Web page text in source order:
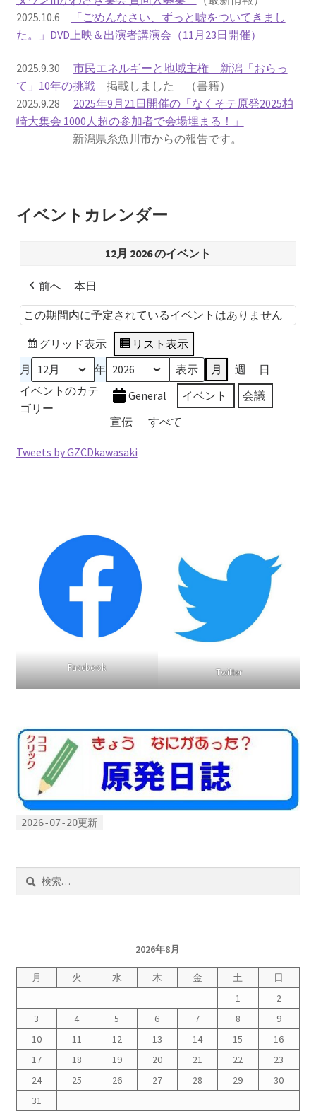
書籍
2022.12.29 原発事故と甲状腺がん
2023.1.26 「脱原発」成長論
2023.2.7 いまこそ私は原発に反対します
南海トラフ巨大地震でも原発は大丈夫と言う人々
2025.9.30 市民エネルギーと地域主権
2026.5.3 原発を止めた町
2026.5.6 テレビと原発報道の60年
2026.5.15 原発をとめた人びと
他サイト
2025.10.6
「ごめんなさい、ずっと嘘をついてきまし
た。」DVD上映＆出演者講演会（11月23日開催）
2025.9.30 市民エネルギーと地域主権 新潟「おらっ
て」10年の挑戦掲載しました （書籍）
2025.9.28 2025年9月21日開催の「なくそテ原発2025柏
崎大集会 1000人超の参加者で会場埋まる！」
新潟県糸魚川市からの報告です。
イベントカレンダー
12月 2026 のイベント
前へ 本日
この期間内に予定されているイベントはありません
グリッド表示 リスト 表示
月
年 月 週
日
イベントのカテ
ゴリー
General イベント
会議
宣伝
すべて
Tweets by GZCDkawasaki
Facebook Twitter
2026-07-20更新
2026年8月
月 火 水 木 金 土
日
1
2
3
4 5 6 7 8
9
10
11 12 13 14 15
16
17
18 19 20 21 22
23
24
25 26 27 28 29
30
31